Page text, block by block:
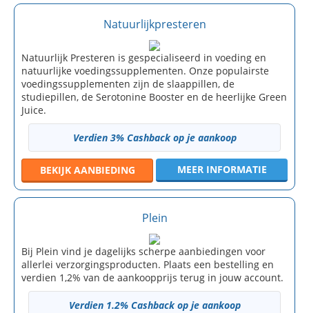
Natuurlijkpresteren
Natuurlijk Presteren is gespecialiseerd in voeding en
natuurlijke voedingssupplementen. Onze populairste
voedingssupplementen zijn de slaappillen, de
studiepillen, de Serotonine Booster en de heerlijke Green
Juice.
Verdien 3% Cashback op je aankoop
BEKIJK AANBIEDING MEER INFORMATIE
Plein
Bij Plein vind je dagelijks scherpe aanbiedingen voor
allerlei verzorgingsproducten. Plaats een bestelling en
verdien 1,2% van de aankoopprijs terug in jouw account.
Verdien 1.2% Cashback op je aankoop